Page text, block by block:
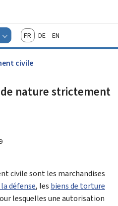
principal
contenu
Changer
actif
FrançaisDeutschEnglish
civile
nature strictement
civile sont les marchandises
défense, les biens de torture
lesquelles une autorisation